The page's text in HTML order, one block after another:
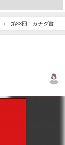
第33回 カナダ書籍